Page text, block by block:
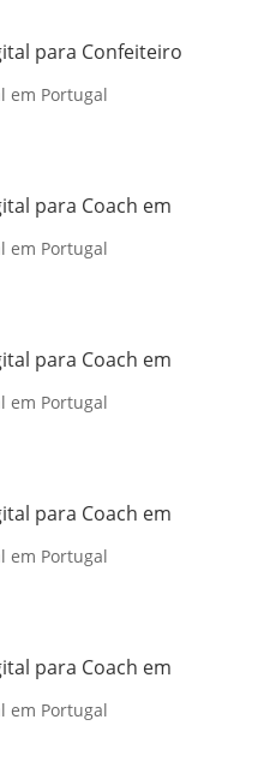
para Confeiteiro
em Portugal
para Coach em
em Portugal
para Coach em
em Portugal
para Coach em
em Portugal
para Coach em
em Portugal